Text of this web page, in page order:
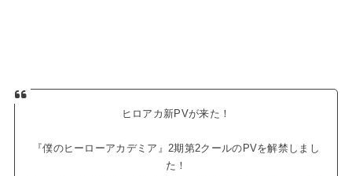
ヒロアカ新PVが来た！
『僕のヒーローアカデミア』2期第2クールのPVを解禁しまし
た！